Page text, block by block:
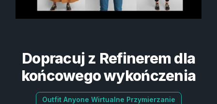
Dopracuj z Refinerem dla
końcowego wykończenia
Outfit Anyone Wirtualne Przymierzanie